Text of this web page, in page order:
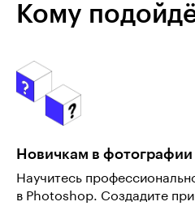
Кому
Новичкам в фотографии
Научитесь
в Photoshop. Создадите